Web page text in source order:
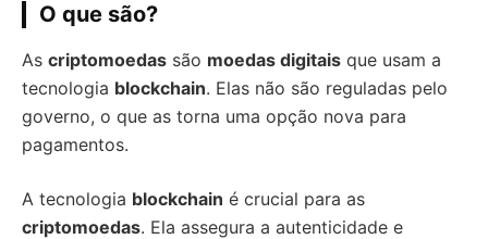
O que são?
As criptomoedas são moedas digitais que usam a
tecnologia blockchain. Elas não são reguladas pelo
governo, o que as torna uma opção nova para
pagamentos.
A tecnologia blockchain é crucial para as
criptomoedas. Ela assegura a autenticidade e